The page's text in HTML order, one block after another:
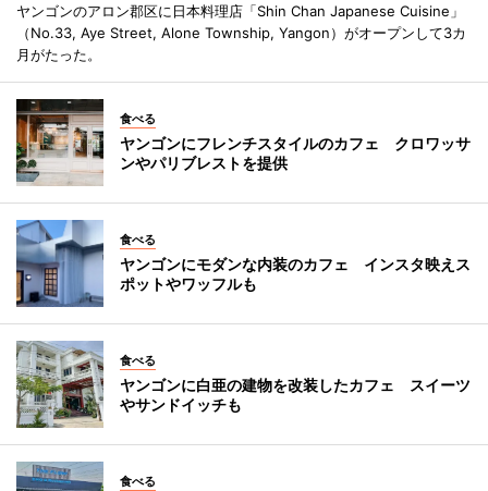
ヤンゴンのアロン郡区に日本料理店「Shin Chan Japanese Cuisine」
（No.33, Aye Street, Alone Township, Yangon）がオープンして3カ
月がたった。
食べる
ヤンゴンにフレンチスタイルのカフェ クロワッサ
ンやパリブレストを提供
食べる
ヤンゴンにモダンな内装のカフェ インスタ映えス
ポットやワッフルも
食べる
ヤンゴンに白亜の建物を改装したカフェ スイーツ
やサンドイッチも
食べる